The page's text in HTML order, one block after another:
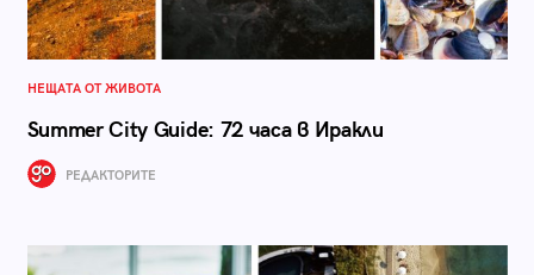
НЕЩАТА ОТ ЖИВОТА
Summer City Guide: 72 часа в Иракли
РЕДАКТОРИТЕ